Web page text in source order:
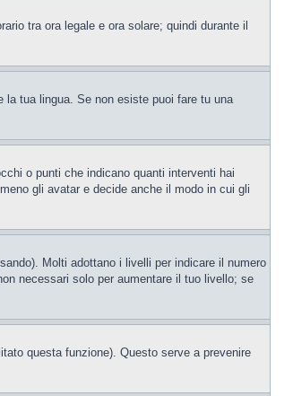
tra ora legale e ora solare; quindi durante il
la tua lingua. Se non esiste puoi fare tu una
o punti che indicano quanti interventi hai
gli avatar e decide anche il modo in cui gli
Molti adottano i livelli per indicare il numero
necessari solo per aumentare il tuo livello; se
questa funzione). Questo serve a prevenire